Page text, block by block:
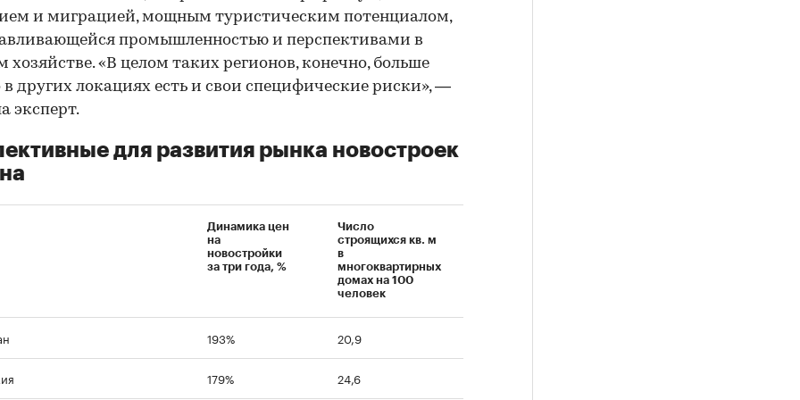
и миграцией, мощным туристическим потенциалом,
промышленностью и перспективами в
хозяйстве. «В целом таких регионов, конечно, больше
в других локациях есть и свои специфические риски», —
эксперт.
для развития рынка новостроек
Динамика цен
на
новостройки
за три года, %
Число
строящихся кв. м
в
многоквартирных
домах на 100
человек
193% 20,9
179% 24,6